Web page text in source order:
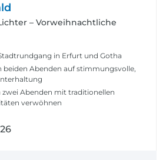
– Vorweihnachtliche
in Erfurt und Gotha
beiden Abenden auf stimmungsvolle,
zwei Abenden mit traditionellen
verwöhnen